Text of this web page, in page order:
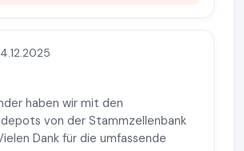
haben wir mit den
von der Stammzellenbank
Dank für die umfassende